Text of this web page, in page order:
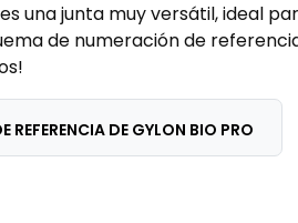
es una junta muy versátil, ideal
de numeración de
REFERENCIA DE GYLON BIO PRO